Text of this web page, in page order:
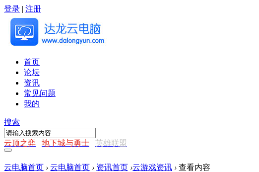
登录 | 注册
首页
论坛
资讯
常见问题
我的
搜索
云顶之弈 地下城与勇士 英雄联盟
云电脑首页 › 云电脑首页 › 资讯首页 ›云游戏资讯 › 查看内容